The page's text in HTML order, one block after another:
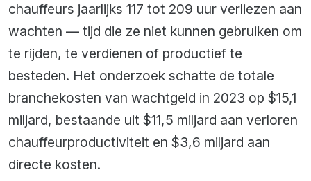
chauffeurs jaarlijks 117 tot 209 uur verliezen aan
wachten — tijd die ze niet kunnen gebruiken om
te rijden, te verdienen of productief te
besteden. Het onderzoek schatte de totale
branchekosten van wachtgeld in 2023 op $15,1
miljard, bestaande uit $11,5 miljard aan verloren
chauffeurproductiviteit en $3,6 miljard aan
directe kosten.